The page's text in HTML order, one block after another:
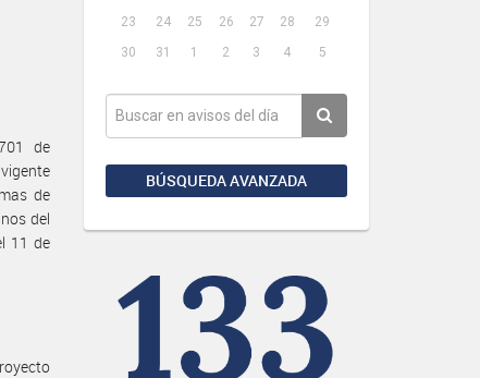
23
24 25 26 27 28
29
30
31 1 2 3 4 5
BÚSQUEDA AVANZADA
de
de
del
11 de